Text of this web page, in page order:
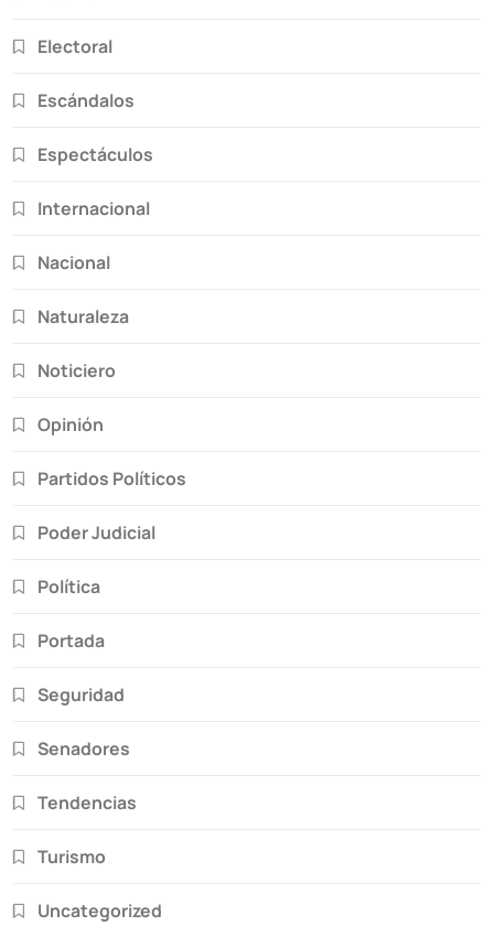
Electoral
Escándalos
Espectáculos
Internacional
Nacional
Naturaleza
Noticiero
Opinión
Partidos Políticos
Poder Judicial
Política
Portada
Seguridad
Senadores
Tendencias
Turismo
Uncategorized